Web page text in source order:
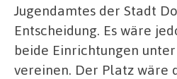
Jugendamtes der Stadt
Entscheidung. Es wäre
beide Einrichtungen
vereinen. Der Platz wäre